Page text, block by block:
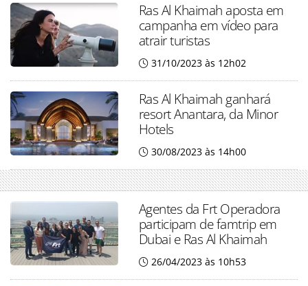
Ras Al Khaimah aposta em
campanha em vídeo para
atrair turistas
31/10/2023 às 12h02
Ras Al Khaimah ganhará
resort Anantara, da Minor
Hotels
30/08/2023 às 14h00
Agentes da Frt Operadora
participam de famtrip em
Dubai e Ras Al Khaimah
26/04/2023 às 10h53